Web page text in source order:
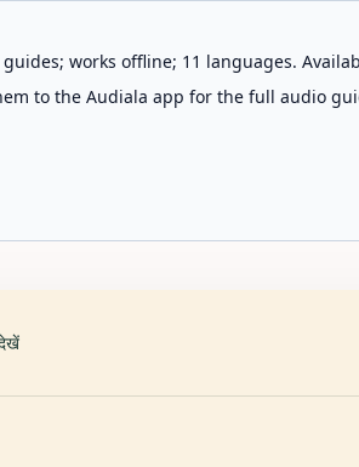
works offline; 11 languages.
to the Audiala app for the full audio